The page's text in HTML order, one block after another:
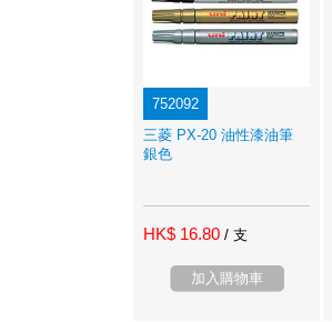
752092
三菱 PX-20 油性漆油筆
銀色
HK$ 16.80 / 支
加入購物車